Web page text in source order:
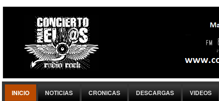
INICIO NOTICIAS CRONICAS DESCARGAS VIDEOS